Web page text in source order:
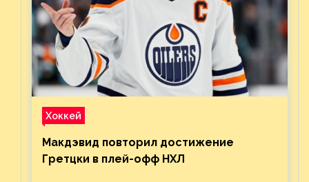
Хоккей
Макдэвид повторил достижение
Гретцки в плей-офф НХЛ